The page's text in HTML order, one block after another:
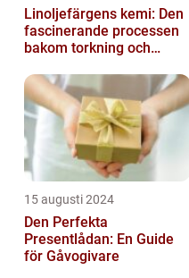
Linoljefärgens kemi: Den
fascinerande processen
bakom torkning och
15 augusti 2024
Den Perfekta
Presentlådan: En Guide
för Gåvogivare